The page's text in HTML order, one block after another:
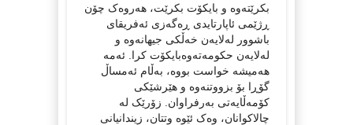
بکرێتەوە و بایکۆت بکرێت، هەروەک چۆن
ڕژێمی ئاپارتایدی ڕەگەزی ئەفریقای
باشوور لەلایەن خەڵکی جیهانەوە و
لەلایەن حکومەتەوەبایکۆت کرا. ئەمە
هەمیشە خواست بووە، بەڵام ئەمساڵ
گۆڕا بۆ بزووتنەوە و هێرشێکی
کۆمەڵایەتی بەرفراوان. زۆرێک لە
چالاکوانان، وەک ئێوە وتتان، زیندانیانی